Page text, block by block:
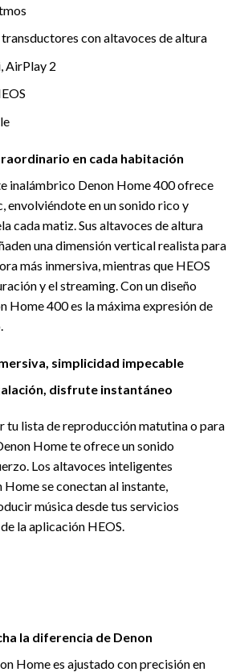
con altavoces de altura
AirPlay 2
en cada habitación
inalámbrico Denon Home 400 ofrece
envolviéndote en un sonido rico y
cada matiz. Sus altavoces de altura
una dimensión vertical realista para
más inmersiva, mientras que HEOS
y el streaming. Con un diseño
Home 400 es la máxima expresión de
simplicidad impecable
disfrute instantáneo
tu lista de reproducción matutina o para
Home te ofrece un sonido
Los altavoces inteligentes
se conectan al instante,
música desde tus servicios
la aplicación HEOS.
la diferencia de Denon
Home es ajustado con precisión en